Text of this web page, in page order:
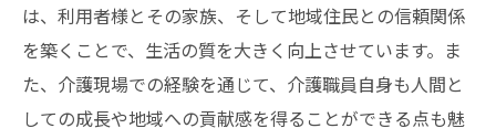
は、利用者様とその家族、そして地域住民との信頼関係
を築くことで、生活の質を大きく向上させています。ま
た、介護現場での経験を通じて、介護職員自身も人間と
しての成長や地域への貢献感を得ることができる点も魅